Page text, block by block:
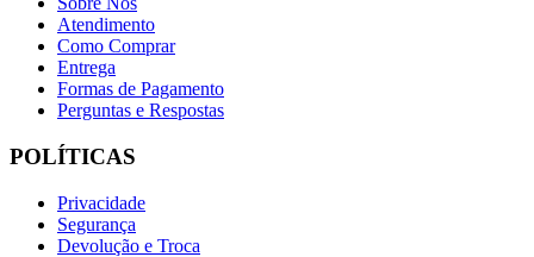
Atendimento
Como Comprar
Entrega
Formas de Pagamento
Perguntas e Respostas
POLÍTICAS
Privacidade
Segurança
Devolução e Troca